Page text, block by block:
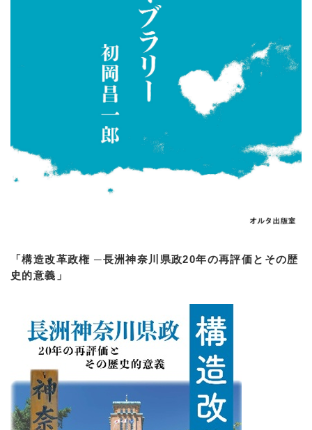
「構造改革政権 ─長洲神奈川県政20年の再評価とその歴
史的意義」